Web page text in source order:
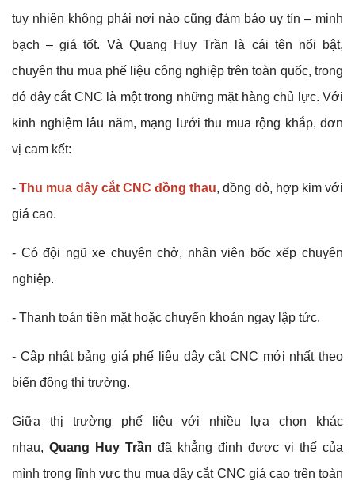
tuy nhiên không phải nơi nào cũng đảm bảo uy tín – minh
bạch – giá tốt. Và Quang Huy Trần là cái tên nổi bật,
chuyên thu mua phế liệu công nghiệp trên toàn quốc, trong
đó dây cắt CNC là một trong những mặt hàng chủ lực. Với
kinh nghiệm lâu năm, mạng lưới thu mua rộng khắp, đơn
vị cam kết:
-Thu mua dây cắt CNC đồng thau, đồng đỏ, hợp kim với
giá cao.
- Có đội ngũ xe chuyên chở, nhân viên bốc xếp chuyên
nghiệp.
- Thanh toán tiền mặt hoặc chuyển khoản ngay lập tức.
- Cập nhật bảng giá phế liệu dây cắt CNC mới nhất theo
biến động thị trường.
Giữa thị trường phế liệu với nhiều lựa chọn khác
nhau, Quang Huy Trần đã khẳng định được vị thế của
mình trong lĩnh vực thu mua dây cắt CNC giá cao trên toàn